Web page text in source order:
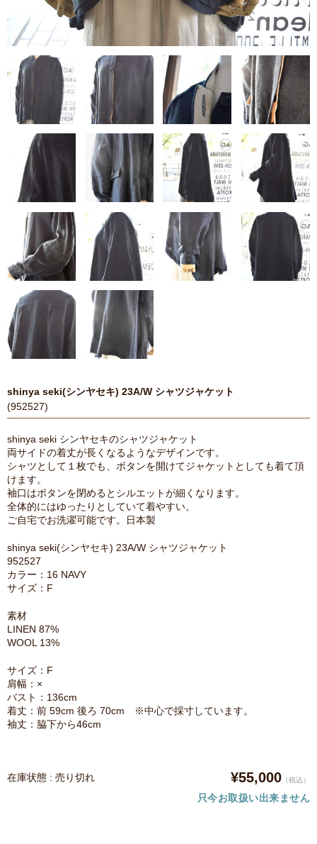
shinya seki(シンヤセキ) 23A/W シャツジャケット
(952527)
shinya seki シンヤセキのシャツジャケット
両サイドの着丈が長くなるようなデザインです。
シャツとして１枚でも、ボタンを開けてジャケットとしても着て頂
けます。
袖口はボタンを閉めるとシルエットが細くなります。
全体的にはゆったりとしていて着やすい。
ご自宅でお洗濯可能です。日本製
shinya seki(シンヤセキ) 23A/W シャツジャケット
952527
カラー：16 NAVY
サイズ：F
素材
LINEN 87%
WOOL 13%
サイズ：F
肩幅：×
バスト：136cm
着丈：前 59cm 後ろ 70cm ※中心で採寸しています。
袖丈：脇下から46cm
在庫状態 : 売り切れ ¥55,000 （税込）
只今お取扱い出来ません